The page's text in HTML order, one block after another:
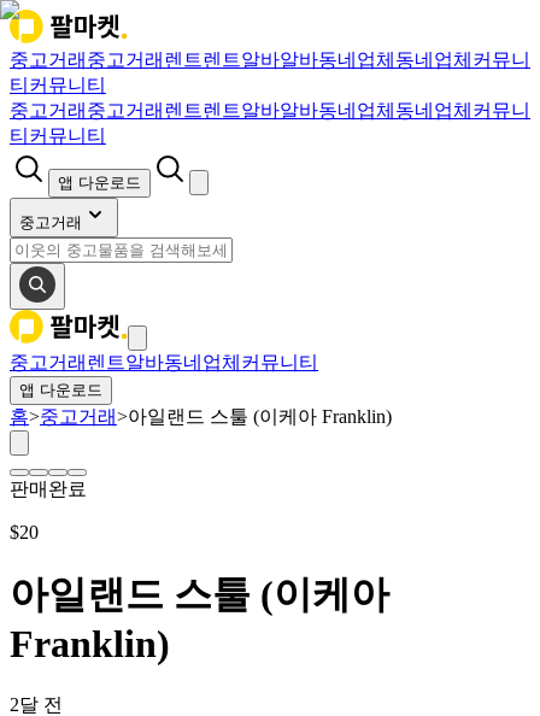
중고거래 중고거래 렌트렌트알바알바동네업체 동네업체 커뮤니
티 커뮤니티
중고거래 중고거래 렌트렌트알바알바동네업체 동네업체 커뮤니
티 커뮤니티
앱 다운로드
중고거래
중고거래 렌트알바동네업체 커뮤니티
앱 다운로드
홈>중고거래>아일랜드 스툴 (이케아 Franklin)
판매완료
$20
아일랜드 스툴 (이케아
Franklin)
2달 전